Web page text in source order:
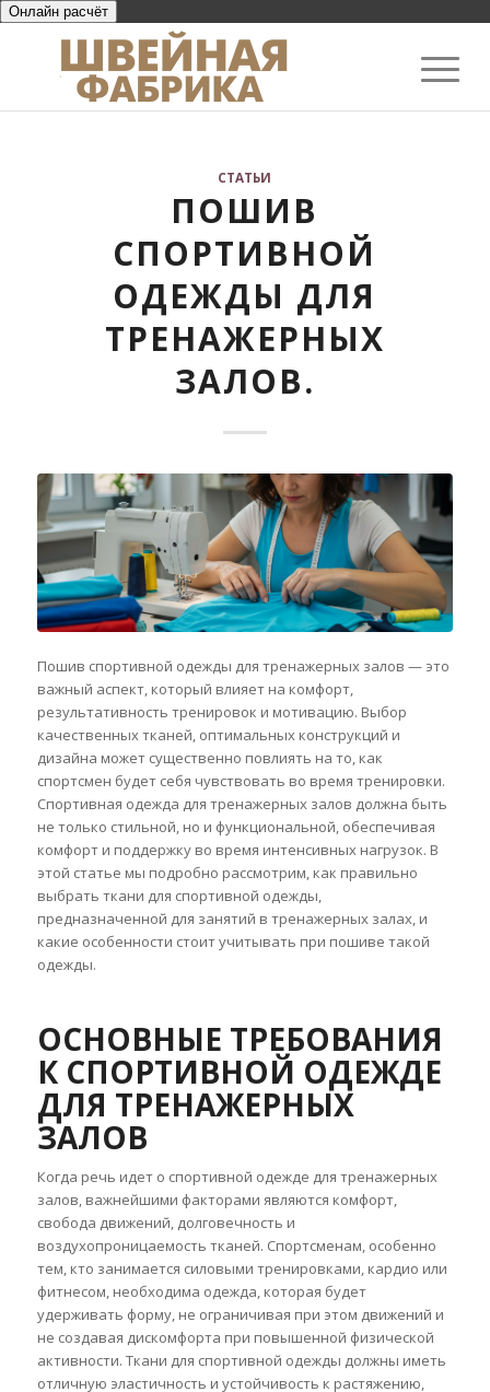
Онлайн расчёт
СТАТЬИ
ПОШИВ
СПОРТИВНОЙ
ОДЕЖДЫ ДЛЯ
ТРЕНАЖЕРНЫХ
ЗАЛОВ.
Пошив спортивной одежды для тренажерных залов — это
важный аспект, который влияет на комфорт,
результативность тренировок и мотивацию. Выбор
качественных тканей, оптимальных конструкций и
дизайна может существенно повлиять на то, как
спортсмен будет себя чувствовать во время тренировки.
Спортивная одежда для тренажерных залов должна быть
не только стильной, но и функциональной, обеспечивая
комфорт и поддержку во время интенсивных нагрузок. В
этой статье мы подробно рассмотрим, как правильно
выбрать ткани для спортивной одежды,
предназначенной для занятий в тренажерных залах, и
какие особенности стоит учитывать при пошиве такой
одежды.
ОСНОВНЫЕ ТРЕБОВАНИЯ
К СПОРТИВНОЙ ОДЕЖДЕ
ДЛЯ ТРЕНАЖЕРНЫХ
ЗАЛОВ
Когда речь идет о спортивной одежде для тренажерных
залов, важнейшими факторами являются комфорт,
свобода движений, долговечность и
воздухопроницаемость тканей. Спортсменам, особенно
тем, кто занимается силовыми тренировками, кардио или
фитнесом, необходима одежда, которая будет
удерживать форму, не ограничивая при этом движений и
не создавая дискомфорта при повышенной физической
активности. Ткани для спортивной одежды должны иметь
отличную эластичность и устойчивость к растяжению,